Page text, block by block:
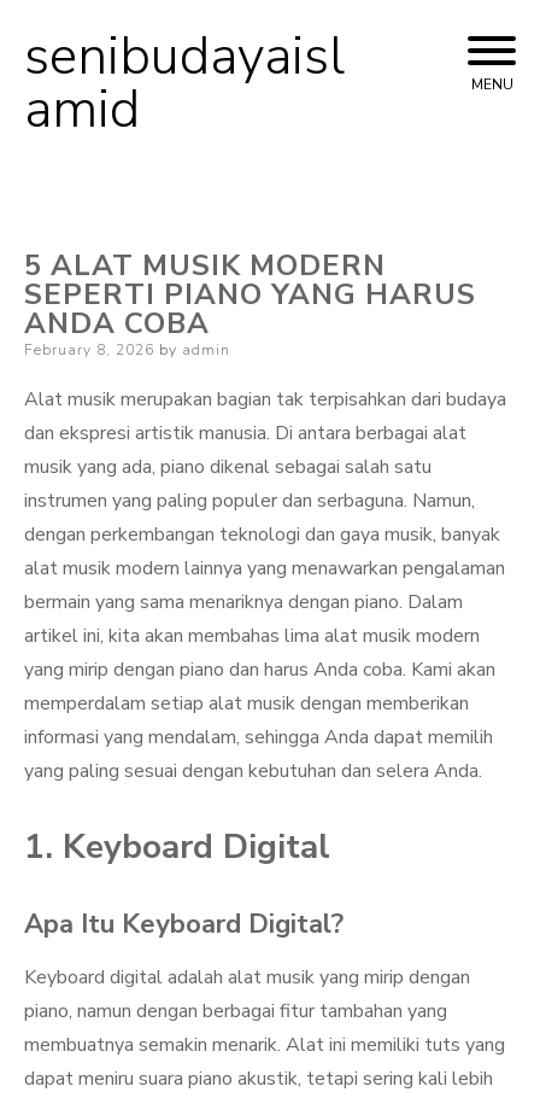
Skip
to
senibudayaisl
amid MENU
5 ALAT MUSIK MODERN
SEPERTI PIANO YANG HARUS
ANDA COBA
Posted
February 8, 2026 by admin
Alat musik merupakan bagian tak terpisahkan dari budaya
dan ekspresi artistik manusia. Di antara berbagai alat
musik yang ada, piano dikenal sebagai salah satu
instrumen yang paling populer dan serbaguna. Namun,
dengan perkembangan teknologi dan gaya musik, banyak
alat musik modern lainnya yang menawarkan pengalaman
bermain yang sama menariknya dengan piano. Dalam
artikel ini, kita akan membahas lima alat musik modern
yang mirip dengan piano dan harus Anda coba. Kami akan
memperdalam setiap alat musik dengan memberikan
informasi yang mendalam, sehingga Anda dapat memilih
yang paling sesuai dengan kebutuhan dan selera Anda.
1. Keyboard Digital
Apa Itu Keyboard Digital?
Keyboard digital adalah alat musik yang mirip dengan
piano, namun dengan berbagai fitur tambahan yang
membuatnya semakin menarik. Alat ini memiliki tuts yang
dapat meniru suara piano akustik, tetapi sering kali lebih